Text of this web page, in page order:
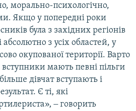
морально-психологічно,
Якщо у попередні роки
була з західних регіонів
абсолютно з усіх областей, у
окупованої території. Варто
мають певні пільги
дівчат вступають і
Є ті, які
‒ говорить